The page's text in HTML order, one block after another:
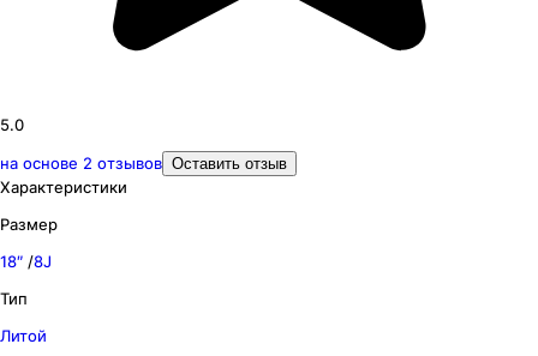
5.0
на основе 2 отзывов Оставить отзыв
Характеристики
Размер
18″ /8J
Тип
Литой